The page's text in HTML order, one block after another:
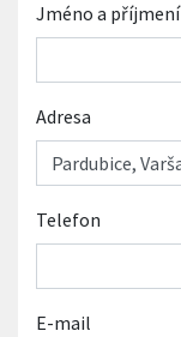
Jméno a příjmení
Adresa
Telefon
E-mail